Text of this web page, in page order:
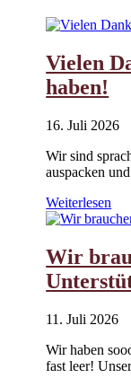
Vielen
haben!
16. Juli 2026
Wir sind
auspacken
Weiterlesen
Wir
11. Juli 2026
Wir haben
fast leer!